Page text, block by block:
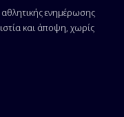
αθλητικής ενημέρωσης
και άποψη, χωρίς